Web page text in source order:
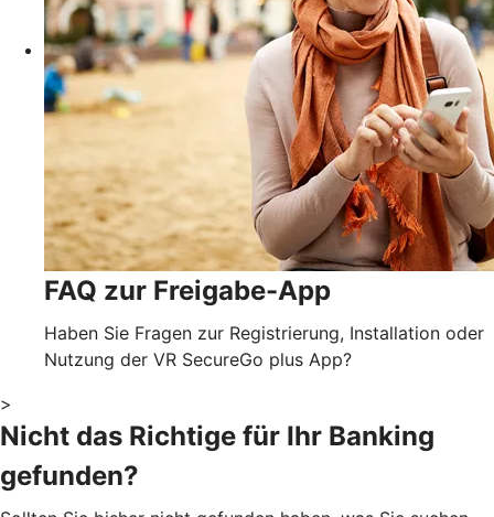
FAQ zur Freigabe-App
Haben Sie Fragen zur Registrierung, Installation oder
Nutzung der VR SecureGo plus App?
>
Nicht das Richtige für Ihr Banking
gefunden?